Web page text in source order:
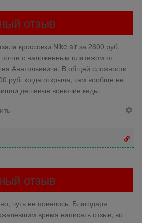
отзыв
кроссовки Nike air за 2600 руб.
с наложенным платежом от
Анатольевича. В общей сложности
руб. когда открыла, там вообще не
дешевые вонючие кеды.
отзыв
чуть не повелось. Благодаря
время написать отзыв, во